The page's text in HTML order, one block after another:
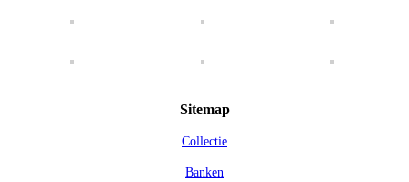
Sitemap
Collectie
Banken